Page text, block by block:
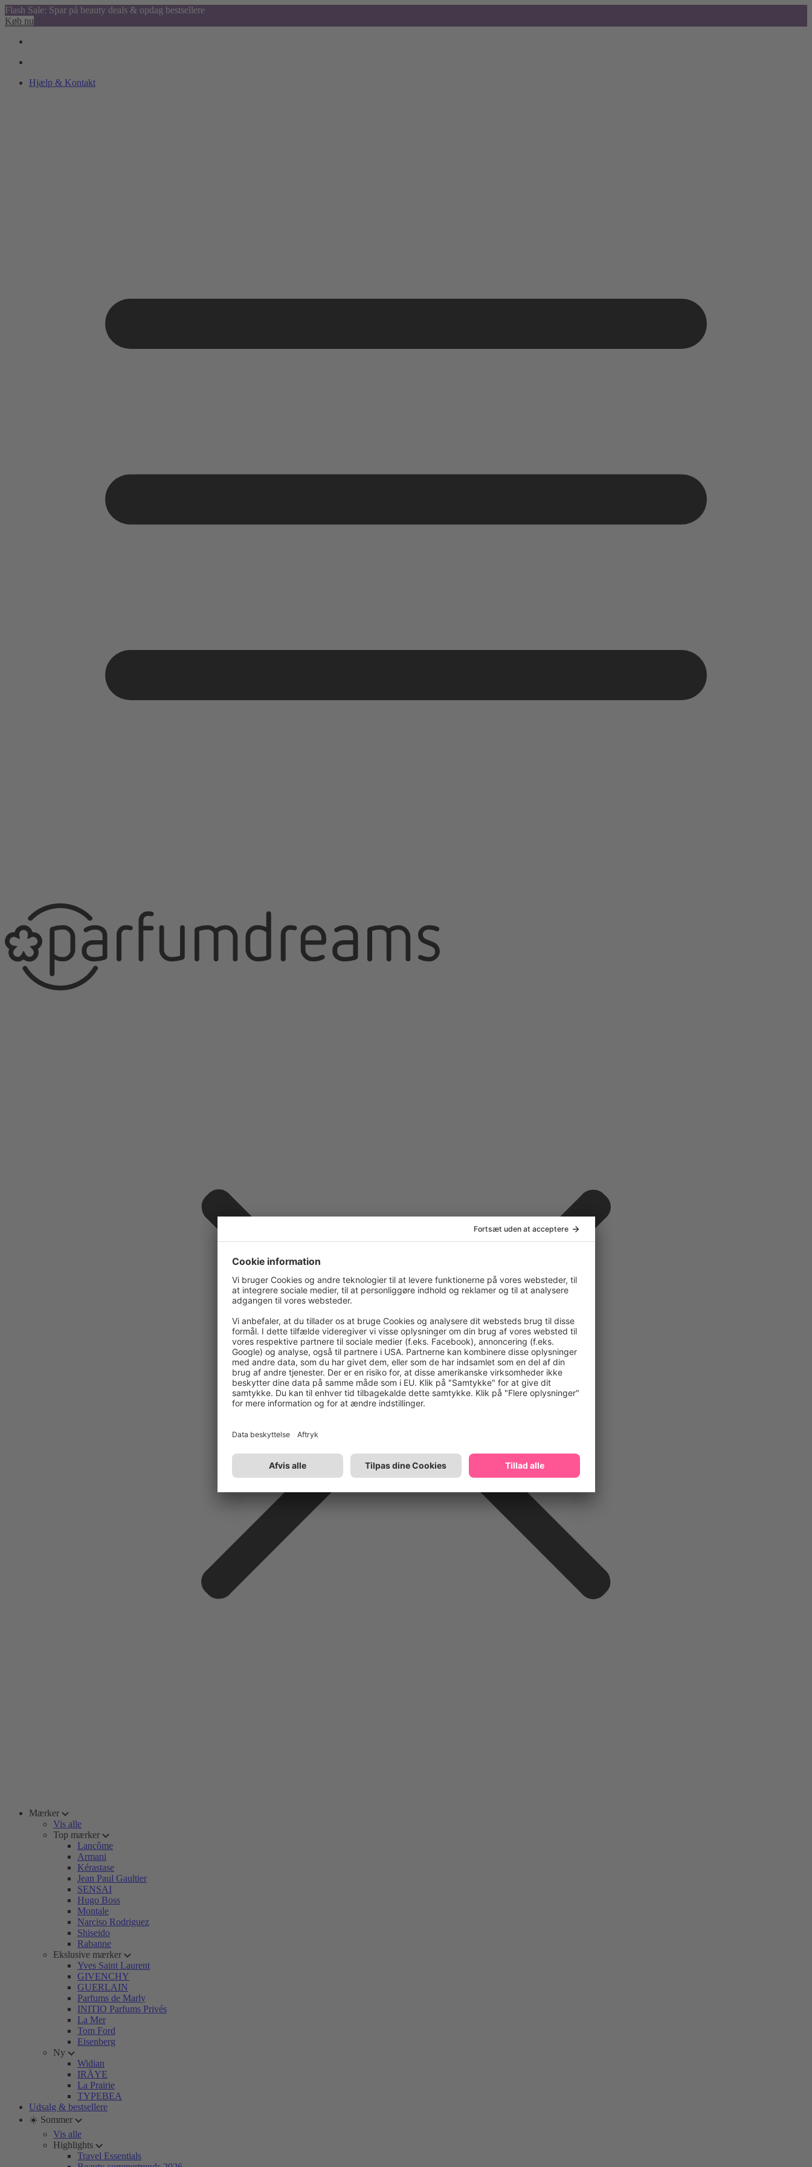
Flash Sale: Spar på beauty deals & opdag bestsellere
Køb nu
Hjælp & Kontakt
Mærker
Vis alle
Top mærker
Lancôme
Armani
Kérastase
Jean Paul Gaultier
SENSAI
Hugo Boss
Montale
Narciso Rodriguez
Shiseido
Rabanne
Ekslusive mærker
Yves Saint Laurent
GIVENCHY
GUERLAIN
Parfums de Marly
INITIO Parfums Privés
La Mer
Tom Ford
Eisenberg
Ny
Widian
IRÄYE
La Prairie
TYPEBEA
Udsalg & bestsellere
☀️ Sommer
Vis alle
Highlights
Travel Essentials